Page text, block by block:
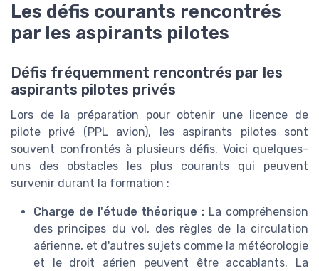
Les défis courants rencontrés
par les aspirants pilotes
Défis fréquemment rencontrés par les
aspirants pilotes privés
Lors de la préparation pour obtenir une licence de
pilote privé (PPL avion), les aspirants pilotes sont
souvent confrontés à plusieurs défis. Voici quelques-
uns des obstacles les plus courants qui peuvent
survenir durant la formation :
Charge de l'étude théorique : La compréhension
des principes du vol, des règles de la circulation
aérienne, et d'autres sujets comme la météorologie
et le droit aérien peuvent être accablants. La